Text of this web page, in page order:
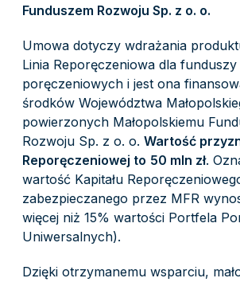
Funduszem Rozwoju Sp. z o. o.
Umowa dotyczy wdrażania
Linia Reporęczeniowa dla funduszy
poręczeniowych i jest ona
środków Województwa
powierzonych Małopolskiemu
Rozwoju Sp. z o. o. Wartość
Reporęczeniowej to 50 mln zł.
wartość Kapitału
zabezpieczanego przez MFR
więcej niż 15% wartości Portfela
Uniwersalnych).
Dzięki otrzymanemu wsparciu,